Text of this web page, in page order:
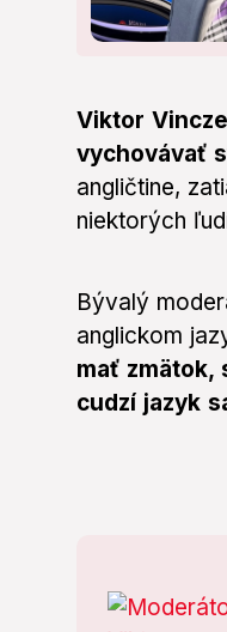
Viktor
vychovávať
angličtine,
niektorých
Bývalý
anglickom
mať zmätok,
cudzí jazyk